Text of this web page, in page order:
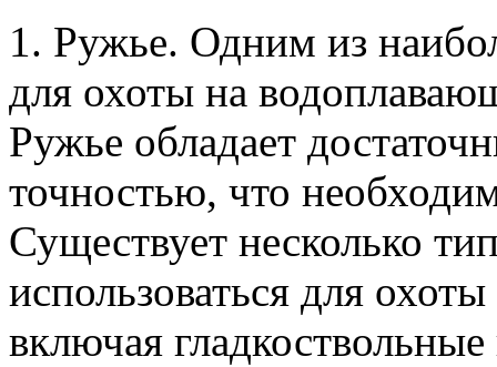
1. Ружье. Одним из
для охоты на
Ружье обладает
точностью, что
Существует несколько
использоваться для
включая